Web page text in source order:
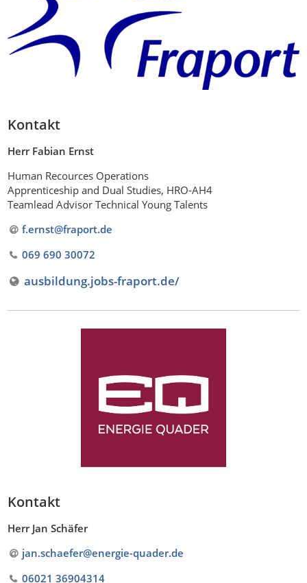
Kontakt
Herr Fabian Ernst
Human Recources Operations
Apprenticeship and Dual Studies, HRO-AH4
Teamlead Advisor Technical Young Talents
f.ernst@fraport.de
069 690 30072
ausbildung.jobs-fraport.de/
Kontakt
Herr Jan Schäfer
jan.schaefer@energie-quader.de
06021 36904314